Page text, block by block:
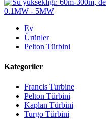
Ev
Ürünler
Pelton Türbini
Kategoriler
Francis Turbine
Pelton Türbini
Kaplan Türbini
Turgo Türbini